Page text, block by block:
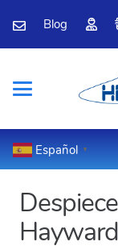
Blog
Español ▼
Hayward